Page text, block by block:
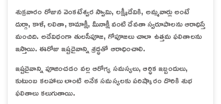
శుక్రవారం రోజున వెంకటేశ్వర స్వామి, లక్ష్మీదేవికి, అమ్మవార్లు అంటే
దుర్గా, కాళీ, లలితా, కామాక్షీ, మీనాక్షీ వంటి దేవతా స్వరూపాలను ఆరాధిస్తే
మంచిది. అదేవిధంగా తులసీపూజ, గోపూజలు చాలా ఉత్తమ ఫలితాలను
ఇస్తాయి. ఈరోజు ఇష్టదైవాన్ని శ్రద్ధతో ఆరాధించాలి.
ఇష్టదైవాన్ని పూజించడం వల్ల ఆరోగ్య సమస్యలు, ఆర్ధిక ఇబ్బందులు,
కుటుంబ కలహాలు లాంటి అనేక సమస్యలకు పరిష్కారం దొరికి శుభ
ఫలితాలు కలుగుతాయి.